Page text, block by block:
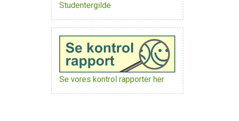
Studentergilde
Se vores kontrol rapporter her